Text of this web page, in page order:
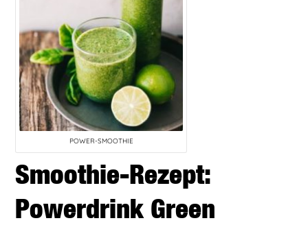
POWER-SMOOTHIE
Smoothie-Rezept:
Powerdrink Green